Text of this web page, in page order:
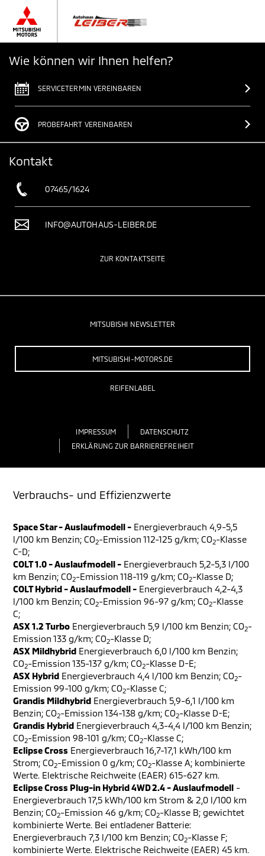
Wie können wir Ihnen helfen?
SERVICETERMIN VEREINBAREN
PROBEFAHRT VEREINBAREN
Kontakt
07465/1624
INFO@AUTOHAUS-LEIBER.DE
ZUR KONTAKTSEITE
MITSUBISHI NEWSLETTER
MITSUBISHI-MOTORS.DE
REIFENLABEL
IMPRESSUM
DATENSCHUTZ
ERKLÄRUNG ZUR BARRIEREFREIHEIT
Verbrauchs- und Effizienzwerte
Space Star - Auslaufmodell - Energieverbrauch 4,9-5,5
l/100 km Benzin; CO2-Emission 112-125 g/km; CO2-Klasse
C-D;
COLT 1.0 - Auslaufmodell - Energieverbrauch 5,2-5,3 l/100
km Benzin; CO2-Emission 118-119 g/km; CO2-Klasse D;
COLT Hybrid - Auslaufmodell - Energieverbrauch 4,2-4,3
l/100 km Benzin; CO2-Emission 96-97 g/km; CO2-Klasse
C;
ASX 1.2 Turbo Energieverbrauch 5,9 l/100 km Benzin; CO2-
Emission 133 g/km; CO2-Klasse D;
ASX Mildhybrid Energieverbrauch 6,0 l/100 km Benzin;
CO2-Emission 135-137 g/km; CO2-Klasse D-E;
ASX Hybrid Energieverbrauch 4,4 l/100 km Benzin; CO2-
Emission 99-100 g/km; CO2-Klasse C;
Grandis Mildhybrid Energieverbrauch 5,9-6,1 l/100 km
Benzin; CO2-Emission 134-138 g/km; CO2-Klasse D-E;
Grandis Hybrid Energieverbrauch 4,3-4,4 l/100 km Benzin;
CO2-Emission 98-101 g/km; CO2-Klasse C;
Eclipse Cross Energieverbrauch 16,7-17,1 kWh/100 km
Strom; CO2-Emission 0 g/km; CO2-Klasse A; kombinierte
Werte. Elektrische Reichweite (EAER) 615-627 km.
Eclipse Cross Plug-in Hybrid 4WD 2.4 - Auslaufmodell -
Energieverbrauch 17,5 kWh/100 km Strom & 2,0 l/100 km
Benzin; CO2-Emission 46 g/km; CO2-Klasse B; gewichtet
kombinierte Werte. Bei entladener Batterie:
Energieverbrauch 7,3 l/100 km Benzin; CO2-Klasse F;
kombinierte Werte. Elektrische Reichweite (EAER) 45 km.